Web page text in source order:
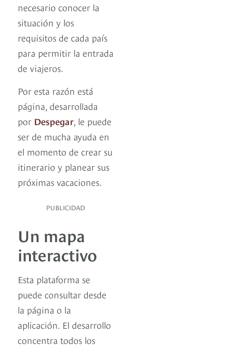
necesario conocer la
situación y los
requisitos de cada país
para permitir la entrada
de viajeros.
Por esta razón está
página, desarrollada
por Despegar, le puede
ser de mucha ayuda en
el momento de crear su
itinerario y planear sus
próximas vacaciones.
PUBLICIDAD
Un mapa
interactivo
Esta plataforma se
puede consultar desde
la página o la
aplicación. El desarrollo
concentra todos los